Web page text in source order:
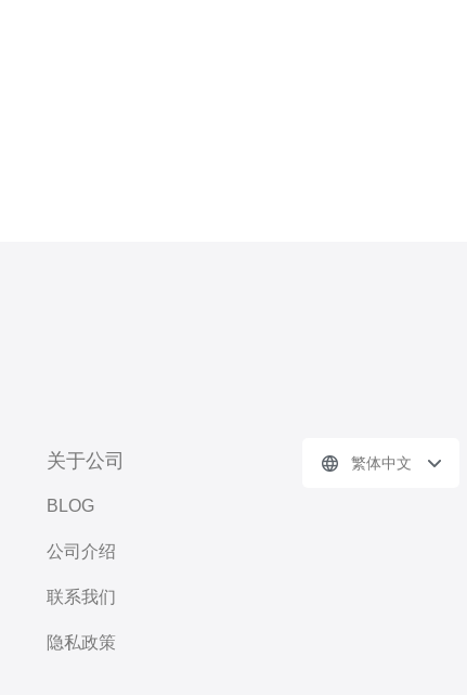
关于公司
BLOG
公司介绍
联系我们
隐私政策
繁体中文